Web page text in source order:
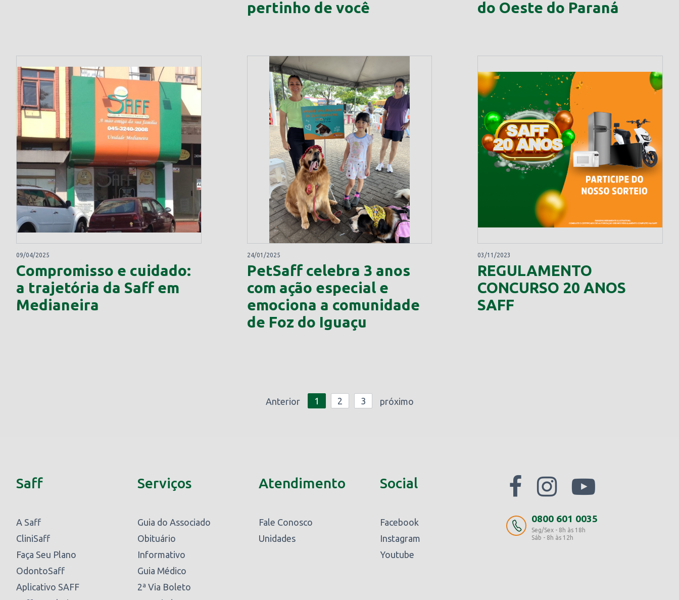
pertinho de você
do Oeste do Paraná
09/04/2025
Compromisso e cuidado:
a trajetória da Saff em
Medianeira
24/01/2025
PetSaff celebra 3 anos
com ação especial e
emociona a comunidade
de Foz do Iguaçu
03/11/2023
REGULAMENTO
CONCURSO 20 ANOS
SAFF
Anterior 1 2 3 próximo
Saff
A Saff
CliniSaff
Faça Seu Plano
OdontoSaff
Aplicativo SAFF
Serviços
Guia do Associado
Obituário
Informativo
Guia Médico
2ª Via Boleto
Atendimento
Fale Conosco
Unidades
Social
Facebook
Instagram
Youtube
0800 601 0035
Seg/Sex - 8h às 18h
Sáb - 8h às 12h